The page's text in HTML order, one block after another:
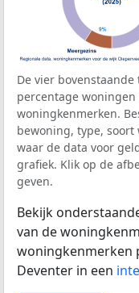
De vier
percentage
woningkenmerken.
bewoning, type,
waar de data voor
grafiek. Klik op de
geven.
Bekijk
van de
woningkenmerken
Deventer in een